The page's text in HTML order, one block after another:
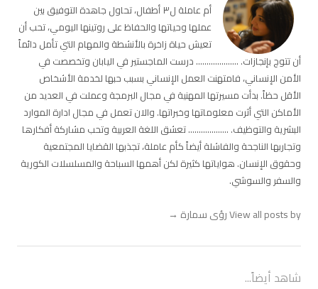
أم عاملة ل٣ أطفال، تحاول جاهدة التوفيق بين
عملها وحياتها والحفاظ على روتينها اليومي، تحب أن
تعيش حياة زاخرة بالأنشطة والمهام التي تأمل دائماً
أن تتوج بإنجازات. .................... درست الماجستير في اليابان وتخصصت في
الأمن الإنساني، فامتهنت العمل الإنساني بسبب حبها لخدمة الأشخاص
الأقل حظاً. بدأت مسيرتها المهنية في مجال البرمجة وعملت في العديد من
الأماكن التي أثرت معلوماتها وخبراتها. والان تعمل في مجال ادارة الموارد
البشرية والتوظيف. ................... تعشق اللغة العربية وتحب مشاركة أفكارها
وتجاربها الناجحة والفاشلة أيضاً كأم عاملة، تجذبها القضايا المجتمعية
وحقوق الإنسان. هواياتها كثيرة لكن أهمها السباحة والمسلسلات الكورية
والسفر والسوشي.
View all posts by رؤى سمارة →
شاهد أيضاً...